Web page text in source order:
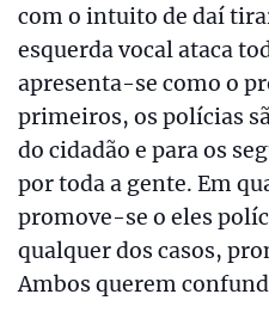
com o intuito de daí
esquerda vocal ataca
apresenta-se como o
primeiros, os polícias
do cidadão e para os
por toda a gente. Em
promove-se o eles
qualquer dos casos,
Ambos querem